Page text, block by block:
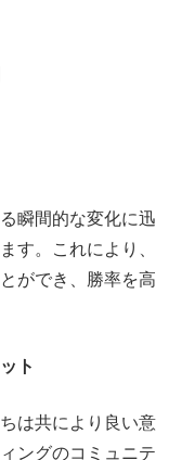
瞬間的な変化に迅
す。これにより、
ができ、勝率を高
ト
は共により良い意
ングのコミュニテ